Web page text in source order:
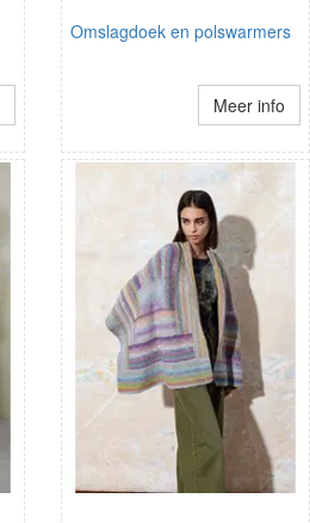
Omslagdoek en polswarmers
Meer info